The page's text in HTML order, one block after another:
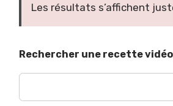
t
d
e
s
Les résultats s’affichent
Rechercher une recette vidéo